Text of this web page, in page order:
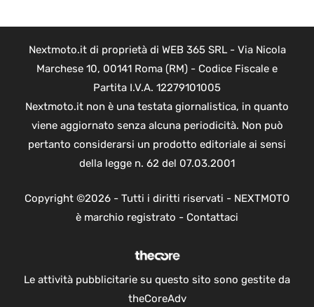
Nextmoto.it di proprietà di WEB 365 SRL - Via Nicola
Marchese 10, 00141 Roma (RM) - Codice Fiscale e
Partita I.V.A. 12279101005
Nextmoto.it non è una testata giornalistica, in quanto
viene aggiornato senza alcuna periodicità. Non può
pertanto considerarsi un prodotto editoriale ai sensi
della legge n. 62 del 07.03.2001
Copyright ©2026 - Tutti i diritti riservati - NEXTMOTO
è marchio registrato - Contattaci
Le attività pubblicitarie su questo sito sono gestite da
theCoreAdv